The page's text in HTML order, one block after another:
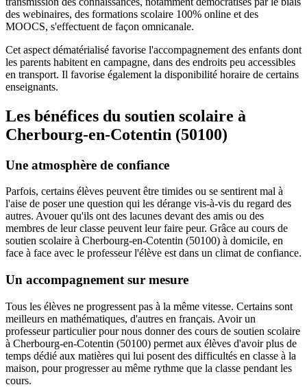
des webinaires, des formations scolaire 100% online et des
MOOCS, s'effectuent de façon omnicanale.
Cet aspect dématérialisé favorise l'accompagnement des enfants dont
les parents habitent en campagne, dans des endroits peu accessibles
en transport. Il favorise également la disponibilité horaire de certains
enseignants.
Les bénéfices du soutien scolaire à
Cherbourg-en-Cotentin (50100)
Une atmosphère de confiance
Parfois, certains élèves peuvent être timides ou se sentirent mal à
l'aise de poser une question qui les dérange vis-à-vis du regard des
autres. Avouer qu'ils ont des lacunes devant des amis ou des
membres de leur classe peuvent leur faire peur. Grâce au cours de
soutien scolaire à Cherbourg-en-Cotentin (50100) à domicile, en
face à face avec le professeur l'élève est dans un climat de confiance.
Un accompagnement sur mesure
Tous les élèves ne progressent pas à la même vitesse. Certains sont
meilleurs en mathématiques, d'autres en français. Avoir un
professeur particulier pour nous donner des cours de soutien scolaire
à Cherbourg-en-Cotentin (50100) permet aux élèves d'avoir plus de
temps dédié aux matières qui lui posent des difficultés en classe à la
maison, pour progresser au même rythme que la classe pendant les
cours.